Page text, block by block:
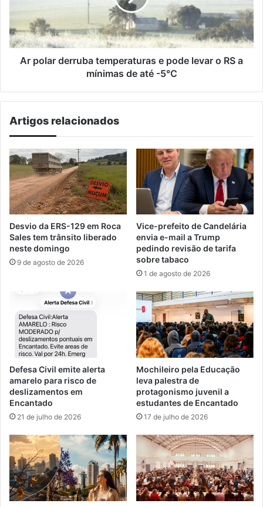
pode
o
RS
até
Ar polar derruba temperaturas e pode levar o RS a
mínimas de até -5°C
Artigos relacionados
Desvio da ERS-129 em Roca
Sales tem trânsito liberado
neste domingo
9 de agosto de 2026
Vice-prefeito de Candelária
envia e-mail a Trump
pedindo revisão de tarifa
sobre tabaco
1 de agosto de 2026
Defesa Civil emite alerta
amarelo para risco de
deslizamentos em
Encantado
21 de julho de 2026
Mochileiro pela Educação
leva palestra de
protagonismo juvenil a
estudantes de Encantado
17 de julho de 2026